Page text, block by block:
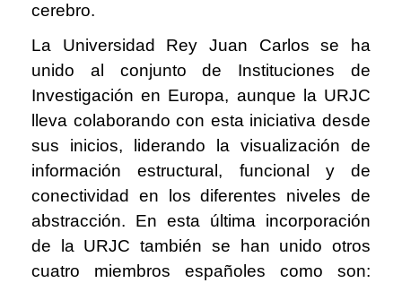
cerebro.
La Universidad Rey Juan Carlos se ha
unido al conjunto de Instituciones de
Investigación en Europa, aunque la URJC
lleva colaborando con esta iniciativa desde
sus inicios, liderando la visualización de
información estructural, funcional y de
conectividad en los diferentes niveles de
abstracción. En esta última incorporación
de la URJC también se han unido otros
cuatro miembros españoles como son: